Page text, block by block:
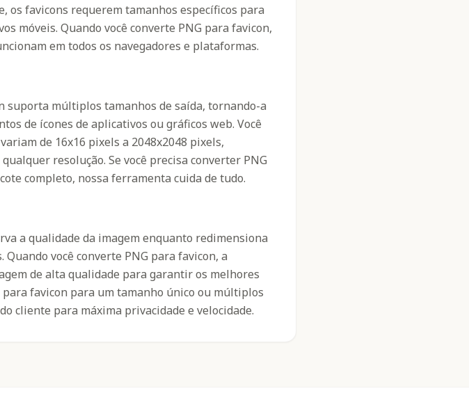
os favicons requerem tamanhos específicos para
móveis. Quando você converte PNG para favicon,
em todos os navegadores e plataformas.
suporta múltiplos tamanhos de saída, tornando-a
de ícones de aplicativos ou gráficos web. Você
de 16x16 pixels a 2048x2048 pixels,
resolução. Se você precisa converter PNG
completo, nossa ferramenta cuida de tudo.
a qualidade da imagem enquanto redimensiona
você converte PNG para favicon, a
de alta qualidade para garantir os melhores
favicon para um tamanho único ou múltiplos
cliente para máxima privacidade e velocidade.